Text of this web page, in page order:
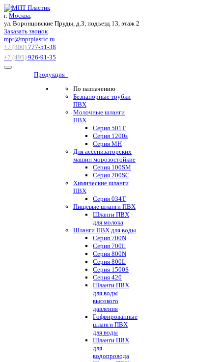
г. Москва,
ул. Воронцовские Пруды, д.3, подъезд 13, этаж 2
Заказать звонок
mpt@mptplastic.ru
+7 (800) 777-51-38
+7 (495) 926-91-35
Продукция
По назначению
Безнапорные трубки
ПВХ
Молочные шланги
ПВХ
Серия 501T
Серия 1200s
Серия МН
Для ассенизаторских
машин морозостойкие
Серия 100SM
Серия 200SС
Химические шланги
ПВХ
Серия 034Т
Пищевые шланги ПВХ
Шланги ПВХ
для молока
Шланги ПВХ для воды
Серия 700N
Серия 700L
Серия 800N
Серия 800L
Серия 1500S
Серия 420
Шланги ПВХ
для воды
высокого
давления
Гофрированные
шланги ПВХ
для воды
Шланги ПВХ
для
водопровода